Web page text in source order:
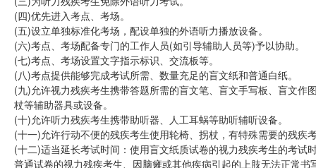
(四)优先进入考点、考场。
(五)设立单独标准化考场，配设单独的外语听力播放设备。
(六)考点、考场配备专门的工作人员(如引导辅助人员等)予以协助。
(七)考点、考场设置文字指示标识、交流板等。
(八)考点提供能够完成考试所需、数量充足的盲文纸和普通白纸。
(九)允许视力残疾考生携带答题所需的盲文笔、盲文手写板、盲文
杖等辅助器具或设备。
(十)允许听力残疾考生携带助听器、人工耳蜗等助听辅听设备。
(十一)允许行动不便的残疾考生使用轮椅、拐杖，有特殊需要的残疾
(十二)适当延长考试时间：使用盲文纸质试卷的视力残疾考生的考
普通试卷的视力残疾考生、因脑瘫或其他疾病引起的上肢无法正常